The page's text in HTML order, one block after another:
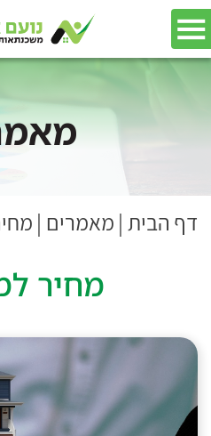
דף הבית | מאמרים |
מחיר